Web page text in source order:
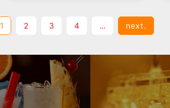
1 2 3 4 ... next.